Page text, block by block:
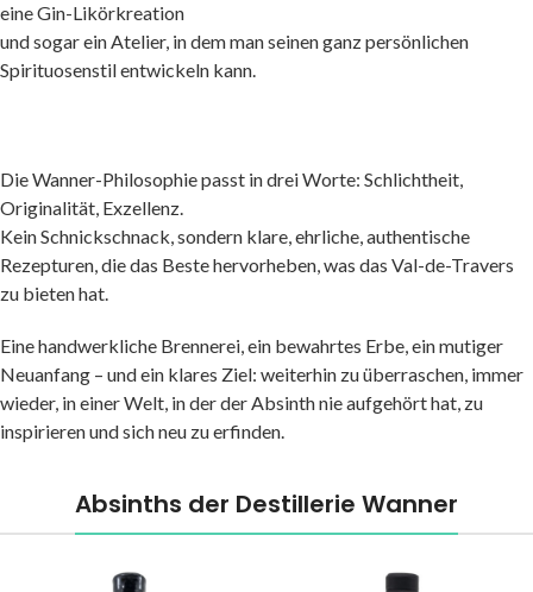
eine Gin-Likörkreation
und sogar ein Atelier, in dem man seinen ganz persönlichen
Spirituosenstil entwickeln kann.
Die Wanner-Philosophie passt in drei Worte: Schlichtheit,
Originalität, Exzellenz.
Kein Schnickschnack, sondern klare, ehrliche, authentische
Rezepturen, die das Beste hervorheben, was das Val-de-Travers
zu bieten hat.
Eine handwerkliche Brennerei, ein bewahrtes Erbe, ein mutiger
Neuanfang – und ein klares Ziel: weiterhin zu überraschen, immer
wieder, in einer Welt, in der der Absinth nie aufgehört hat, zu
inspirieren und sich neu zu erfinden.
Absinths der Destillerie Wanner